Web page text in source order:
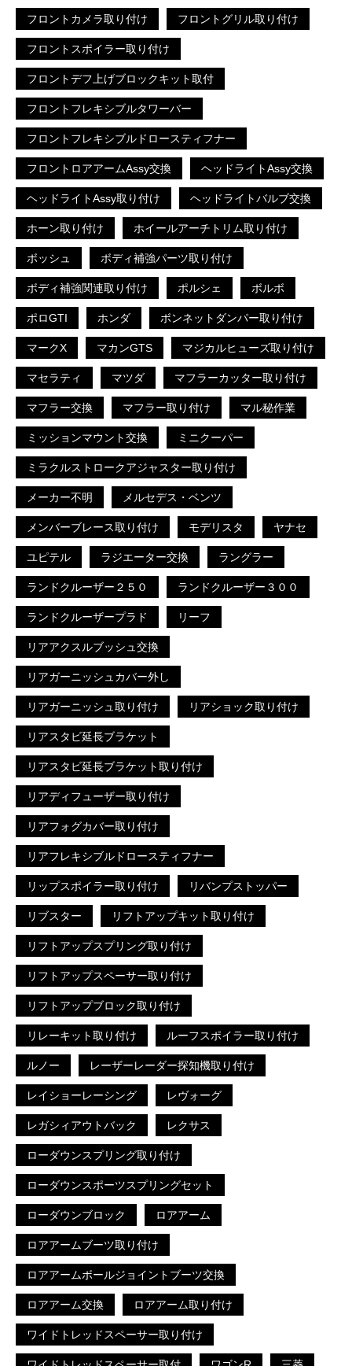
フロントカメラ取り付け フロントグリル取り付け
フロントスポイラー取り付け
フロントデフ上げブロックキット取付
フロントフレキシブルタワーバー
フロントフレキシブルドロースティフナー
フロントロアアームAssy交換 ヘッドライトAssy交換
ヘッドライトAssy取り付け ヘッドライトバルブ交換
ホーン取り付け ホイールアーチトリム取り付け
ボッシュ ボディ補強パーツ取り付け
ボディ補強関連取り付け ポルシェ ボルボ
ポロGTI ホンダ ボンネットダンパー取り付け
マークX マカンGTS マジカルヒューズ取り付け
マセラティ マツダ マフラーカッター取り付け
マフラー交換 マフラー取り付け マル秘作業
ミッションマウント交換 ミニクーパー
ミラクルストロークアジャスター取り付け
メーカー不明 メルセデス・ベンツ
メンバーブレース取り付け モデリスタ ヤナセ
ユピテル ラジエーター交換 ラングラー
ランドクルーザー２５０ ランドクルーザー３００
ランドクルーザープラド リーフ
リアアクスルブッシュ交換
リアガーニッシュカバー外し
リアガーニッシュ取り付け リアショック取り付け
リアスタビ延長ブラケット
リアスタビ延長ブラケット取り付け
リアディフューザー取り付け
リアフォグカバー取り付け
リアフレキシブルドロースティフナー
リップスポイラー取り付け リバンプストッパー
リブスター リフトアップキット取り付け
リフトアップスプリング取り付け
リフトアップスペーサー取り付け
リフトアップブロック取り付け
リレーキット取り付け ルーフスポイラー取り付け
ルノー レーザーレーダー探知機取り付け
レイショーレーシング レヴォーグ
レガシィアウトバック レクサス
ローダウンスプリング取り付け
ローダウンスポーツスプリングセット
ローダウンブロック ロアアーム
ロアアームブーツ取り付け
ロアアームボールジョイントブーツ交換
ロアアーム交換 ロアアーム取り付け
ワイドトレッドスペーサー取り付け